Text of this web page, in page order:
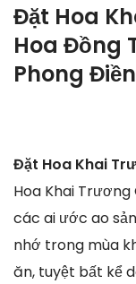
Đặt Hoa
Hoa Đồng
Phong
Đặt Hoa Khai
Hoa Khai
các ai ước ao
nhớ trong mùa
ăn, tuyệt bất kể